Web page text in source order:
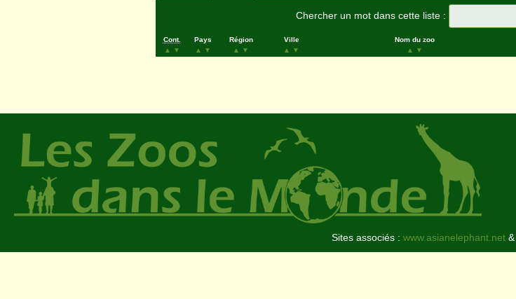
Chercher un mot dans cette liste :
Cont.
▲
▼
Pays
▲
▼
Région
▲
▼
Ville
▲
▼
Nom du zoo
▲
▼
Sites associés : www.asianelephant.net&